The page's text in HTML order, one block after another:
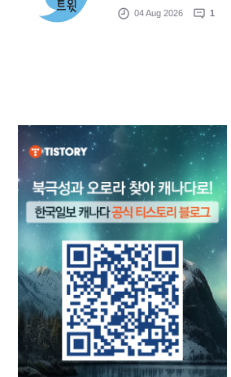
04 Aug 2026 1